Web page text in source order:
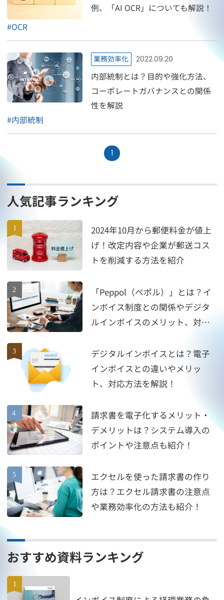
例、「AI OCR」についても解説！
#OCR
業務効率化 2022.09.20
内部統制とは？目的や強化方法、
コーポレートガバナンスとの関係
性を解説
#内部統制
1
人気記事ランキング
2024年10月から郵便料金が値上
げ！改定内容や企業が郵送コス
トを削減する方法を紹介
「Peppol（ペポル）」とは？イ
ンボイス制度との関係やデジタ
ルインボイスのメリット、対応
デジタルインボイスとは？電子
インボイスとの違いやメリッ
ト、対応方法を解説！
請求書を電子化するメリット・
デメリットは？システム導入の
ポイントや注意点も紹介！
エクセルを使った請求書の作り
方は？エクセル請求書の注意点
や業務効率化の方法も紹介！
おすすめ資料ランキング